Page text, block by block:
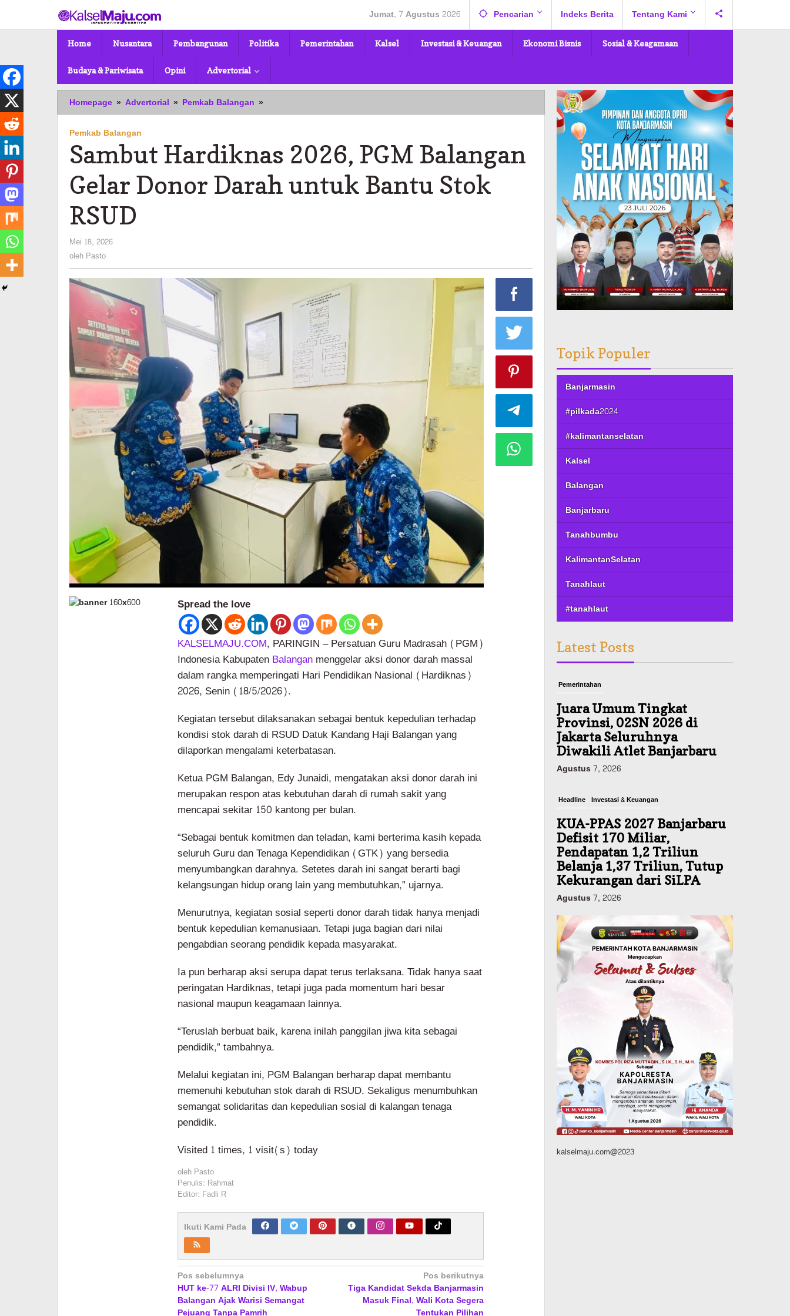
konten
Jumat, 7 Agustus 2026 Pencarian Indeks Berita Tentang Kami
Home Nusantara Pembangunan Politika Pemerintahan Kalsel Investasi & Keuangan Ekonomi Bisnis Sosial & Keagamaan
Budaya & Pariwisata Opini Advertorial
Homepage » Advertorial » Pemkab Balangan »
Hardiknas
Balangan
Gelar
Donor
Darah
Pemkab Balangan
Sambut Hardiknas 2026, PGM Balangan
Gelar Donor Darah untuk Bantu Stok
RSUD
Mei 18, 2026
oleh Pasto
Spread the love
KALSELMAJU.COM, PARINGIN – Persatuan Guru Madrasah (PGM)
Indonesia KabupatenBalanganmenggelar aksi donor darah massal
dalam rangka memperingati Hari Pendidikan Nasional (Hardiknas)
2026, Senin (18/5/2026).
Kegiatan tersebut dilaksanakan sebagai bentuk kepedulian terhadap
kondisi stok darah di RSUD Datuk Kandang Haji Balangan yang
dilaporkan mengalami keterbatasan.
Ketua PGM Balangan, Edy Junaidi, mengatakan aksi donor darah ini
merupakan respon atas kebutuhan darah di rumah sakit yang
mencapai sekitar 150 kantong per bulan.
“Sebagai bentuk komitmen dan teladan, kami berterima kasih kepada
seluruh Guru dan Tenaga Kependidikan (GTK) yang bersedia
menyumbangkan darahnya. Setetes darah ini sangat berarti bagi
kelangsungan hidup orang lain yang membutuhkan,” ujarnya.
Menurutnya, kegiatan sosial seperti donor darah tidak hanya menjadi
bentuk kepedulian kemanusiaan. Tetapi juga bagian dari nilai
pengabdian seorang pendidik kepada masyarakat.
Ia pun berharap aksi serupa dapat terus terlaksana. Tidak hanya saat
peringatan Hardiknas, tetapi juga pada momentum hari besar
nasional maupun keagamaan lainnya.
“Teruslah berbuat baik, karena inilah panggilan jiwa kita sebagai
pendidik,” tambahnya.
Melalui kegiatan ini, PGM Balangan berharap dapat membantu
memenuhi kebutuhan stok darah di RSUD. Sekaligus menumbuhkan
semangat solidaritas dan kepedulian sosial di kalangan tenaga
pendidik.
Visited 1 times, 1 visit(s) today
oleh Pasto
Penulis: Rahmat
Editor: Fadli R
Ikuti Kami Pada
Navigasi
pos
Pos sebelumnya
HUT ke-77 ALRI Divisi IV, Wabup
Balangan Ajak Warisi Semangat
Pejuang Tanpa Pamrih
Pos berikutnya
Tiga Kandidat Sekda Banjarmasin
Masuk Final, Wali Kota Segera
Tentukan Pilihan
Topik Populer
Banjarmasin
#pilkada2024
#kalimantanselatan
Kalsel
Balangan
Banjarbaru
Tanahbumbu
KalimantanSelatan
Tanahlaut
#tanahlaut
Latest Posts
Pemerintahan
Juara Umum Tingkat
Provinsi, 02SN 2026 di
Jakarta Seluruhnya
Diwakili Atlet Banjarbaru
Agustus 7, 2026
Headline Investasi & Keuangan
KUA-PPAS 2027 Banjarbaru
Defisit 170 Miliar,
Pendapatan 1,2 Triliun
Belanja 1,37 Triliun, Tutup
Kekurangan dari SiLPA
Agustus 7, 2026
Kalsel
Operasi Sikat Intan 2026
Berakhir, Polda Kalsel
Amankan Ribuan Miras
Hingga Beberapa Tuak
Pemkab Balangan
Silaturahmi ke DPRD
Balangan, Kapolres AKBP
Arif Mansyur Perkuat
Koordinasi Keamanan
Daerah
kalselmaju.com@2023